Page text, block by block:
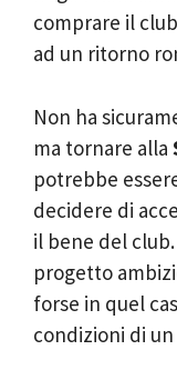
comprare il
ad un ritorno
Non ha
ma tornare alla
potrebbe
decidere di
il bene del
progetto
forse in quel
condizioni di